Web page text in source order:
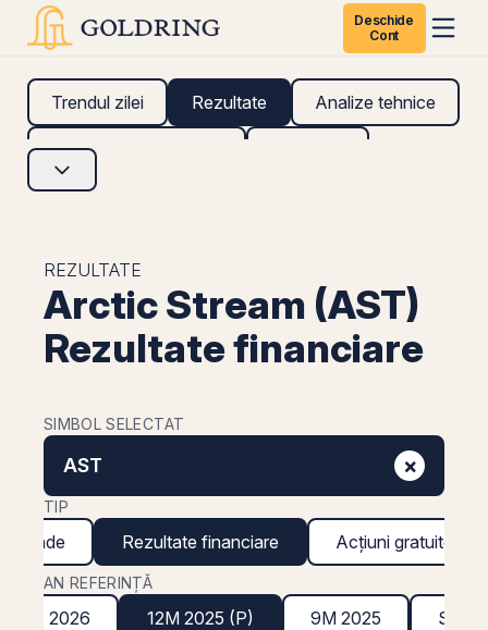
Deschide
Cont
Trendul zilei Rezultate Analize tehnice
Analize fundamentale
REZULTATE
Arctic Stream (AST)
Rezultate financiare
SIMBOL SELECTAT
AST ×
TIP
Rezultate financiare Acțiuni gratuite
AN REFERINȚĂ
T1 2026 12M 2025 (P) 9M 2025 S1